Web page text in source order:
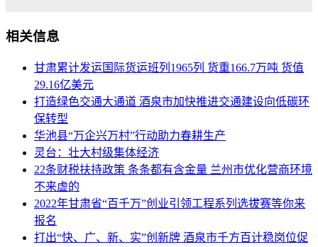
相关信息
甘肃累计发运国际货运班列1965列 货重166.7万吨 货值
29.16亿美元
打造绿色交通大通道 酒泉市加快推进交通建设向低碳环
保转型
华池县“万企兴万村”行动助力春耕生产
灵台：壮大村级集体经济
22条财税扶持政策 条条都有含金量 兰州市优化营商环境
不来虚的
2022年甘肃省“百千万”创业引领工程系列选拔赛等你来
报名
打出“快、广、新、实”创新牌 酒泉市千方百计稳岗位促